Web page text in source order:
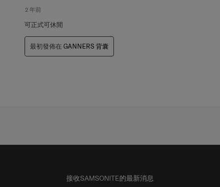
2 年前
可正式可休閒
最初發佈在 GANNERS 背囊
接收SAMSONITE的最新消息